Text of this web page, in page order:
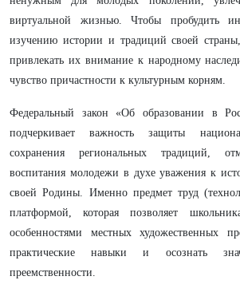
виртуальной жизнью. Чтобы пробудить
изучению истории и традиций своей
привлекать их внимание к народному
чувство причастности к культурным корням.
Федеральный закон «Об образовании в
подчеркивает важность защиты
сохранения региональных традиций,
воспитания молодежи в духе уважения к
своей Родины. Именно предмет труд
платформой, которая позволяет
особенностями местных художественных
практические навыки и осознать
преемственности.